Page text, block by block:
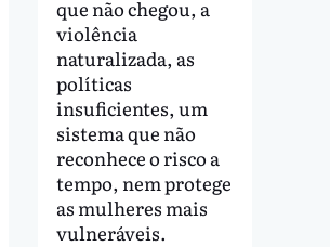
que não chegou, a
violência
naturalizada, as
políticas
insuficientes, um
sistema que não
reconhece o risco a
tempo, nem protege
as mulheres mais
vulneráveis.